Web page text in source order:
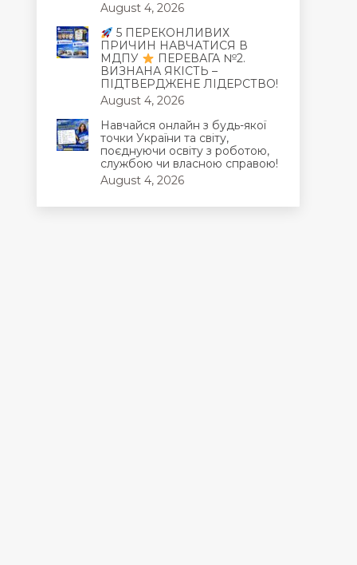
August 4, 2026
5 ПЕРЕКОНЛИВИХ
ПРИЧИН НАВЧАТИСЯ В
МДПУ
ПЕРЕВАГА №2.
ВИЗНАНА ЯКІСТЬ –
ПІДТВЕРДЖЕНЕ ЛІДЕРСТВО!
August 4, 2026
Навчайся онлайн з будь-якої
точки України та світу,
поєднуючи освіту з роботою,
службою чи власною справою!
August 4, 2026